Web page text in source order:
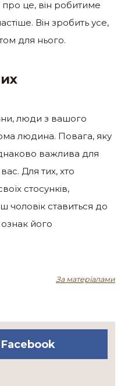
про це, він робитиме
Він зробить усе,
для нього.
люди з вашого
людина. Повага, яку
важлива для
Для тих, хто
стосунків,
чоловік ставиться до
його
За матеріалами
Facebook